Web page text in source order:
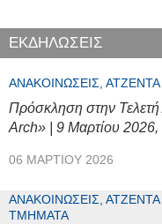
ΕΚΔΗΛΩΣΕΙΣ
ΑΝΑΚΟΙΝΏΣΕΙΣ,
Πρόσκληση στην
Arch» | 9 Μαρτίου
06 ΜΑΡΤΊΟΥ 2026
ΑΝΑΚΟΙΝΏΣΕΙΣ,
ΤΜΉΜΑΤΑ